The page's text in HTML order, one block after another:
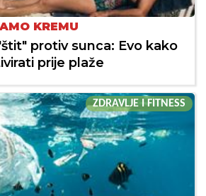
KREMU
protiv sunca: Evo kako
prije plaže
ZDRAVLJE I FITNESS